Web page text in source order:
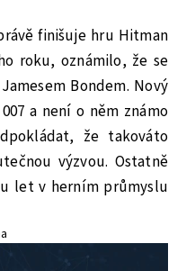
finišuje hru Hitman
roku, oznámilo, že se
Bondem. Nový
a není o něm známo
že takováto
výzvou. Ostatně
let v herním průmyslu